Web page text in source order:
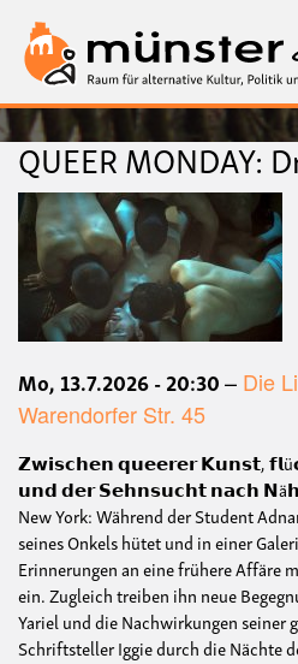
zum
QUEER MONDAY:
Bild
Datum
Mo, 13.7.2026 - 20:30
Ort
Die
Warendorfer Str. 45
𝗭𝘄𝗶𝘀𝗰𝗵𝗲𝗻 𝗾𝘂𝗲𝗲𝗿𝗲𝗿 𝗞𝘂𝗻𝘀𝘁,
𝘂𝗻𝗱 𝗱𝗲𝗿 𝗦𝗲𝗵𝗻𝘀𝘂𝗰𝗵𝘁 𝗻𝗮𝗰𝗵 𝗡ä𝗵𝗲
New York: Während der Student
seines Onkels hütet und in einer
Erinnerungen an eine frühere Affäre
ein. Zugleich treiben ihn neue
Yariel und die Nachwirkungen seiner
Schriftsteller Iggie durch die Nächte